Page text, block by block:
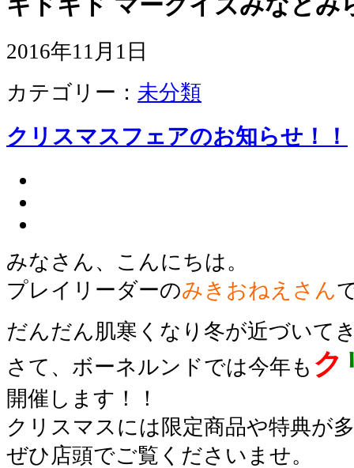
2016年11月1日
カテゴリー： 未分類
クリスマスフェアのお知らせ！！
みなさん、こんにちは。
プレイリーダーのみきおねえさん
だんだん肌寒くなり冬が近づいて
さて、ボーネルンドでは今年も ク
開催します！！
クリスマスには限定商品や特典が
ぜひ店頭でご覧くださいませ。